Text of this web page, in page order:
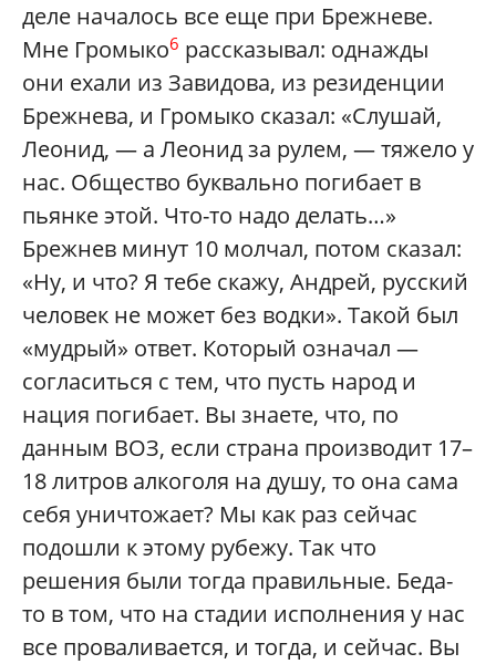
деле началось все еще при Брежневе.
Мне Громыко6 рассказывал: однажды
они ехали из Завидова, из резиденции
Брежнева, и Громыко сказал: «Слушай,
Леонид, — а Леонид за рулем, — тяжело у
нас. Общество буквально погибает в
пьянке этой. Что-то надо делать…»
Брежнев минут 10 молчал, потом сказал:
«Ну, и что? Я тебе скажу, Андрей, русский
человек не может без водки». Такой был
«мудрый» ответ. Который означал —
согласиться с тем, что пусть народ и
нация погибает. Вы знаете, что, по
данным ВОЗ, если страна производит 17–
18 литров алкоголя на душу, то она сама
себя уничтожает? Мы как раз сейчас
подошли к этому рубежу. Так что
решения были тогда правильные. Беда-
то в том, что на стадии исполнения у нас
все проваливается, и тогда, и сейчас. Вы